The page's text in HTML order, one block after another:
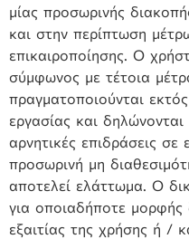
μίας προσωρινής
και στην περίπτωση
επικαιροποίησης. Ο
σύμφωνος με τέτοια
πραγματοποιούνται
εργασίας και δηλώνονται
αρνητικές επιδράσεις
προσωρινή μη
αποτελεί ελάττωμα. Ο
για οποιαδήποτε μορφής
εξαιτίας της χρήσης ή /